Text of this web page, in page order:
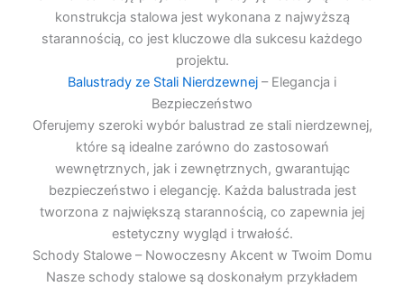
konstrukcja stalowa jest wykonana z najwyższą
starannością, co jest kluczowe dla sukcesu każdego
projektu.
Balustrady ze Stali Nierdzewnej – Elegancja i
Bezpieczeństwo
Oferujemy szeroki wybór balustrad ze stali nierdzewnej,
które są idealne zarówno do zastosowań
wewnętrznych, jak i zewnętrznych, gwarantując
bezpieczeństwo i elegancję. Każda balustrada jest
tworzona z największą starannością, co zapewnia jej
estetyczny wygląd i trwałość.
Schody Stalowe – Nowoczesny Akcent w Twoim Domu
Nasze schody stalowe są doskonałym przykładem